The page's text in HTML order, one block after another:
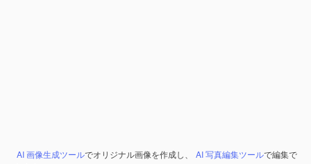
AI 画像生成ツールでオリジナル画像を作成し、 AI 写真編集ツールで編集で